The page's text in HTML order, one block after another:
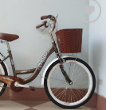
Add to
wishlist